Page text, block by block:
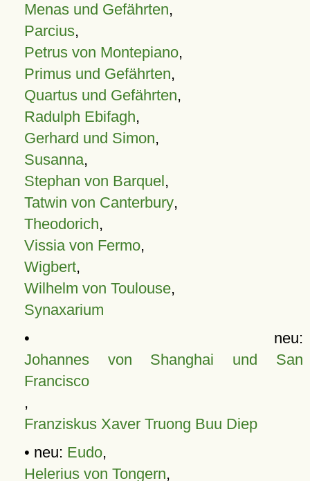
Menas und Gefährten,
Parcius,
Petrus von Montepiano,
Primus und Gefährten,
Quartus und Gefährten,
Radulph Ebifagh,
Gerhard und Simon,
Susanna,
Stephan von Barquel,
Tatwin von Canterbury,
Theodorich,
Vissia von Fermo,
Wigbert,
Wilhelm von Toulouse,
Synaxarium
• neu:
Johannes von Shanghai und San
Francisco
,
Franziskus Xaver Truong Buu Diep
• neu: Eudo,
Helerius von Tongern,